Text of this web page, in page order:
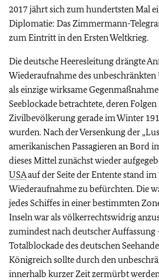
2017 jährt sich zum hundertsten Mal
Diplomatie: Das Zimmermann-
zum Eintritt in den Ersten Weltkrieg.
Die deutsche Heeresleitung drängte
Wiederaufnahme des
als einzige wirksame
Seeblockade betrachtete, deren
Zivilbevölkerung gerade im Winter
wurden. Nach der Versenkung der
amerikanischen Passagieren an Bord
dieses Mittel zunächst wieder
USAauf der Seite der Entente stand im
Wiederaufnahme zu befürchten. Die
jedes Schiffes in einer bestimmten
Inseln war als völkerrechtswidrig
zumindest nach deutscher Auffassung
Totalblockade des deutschen
Königreich sollte durch den
innerhalb kurzer Zeit zermürbt